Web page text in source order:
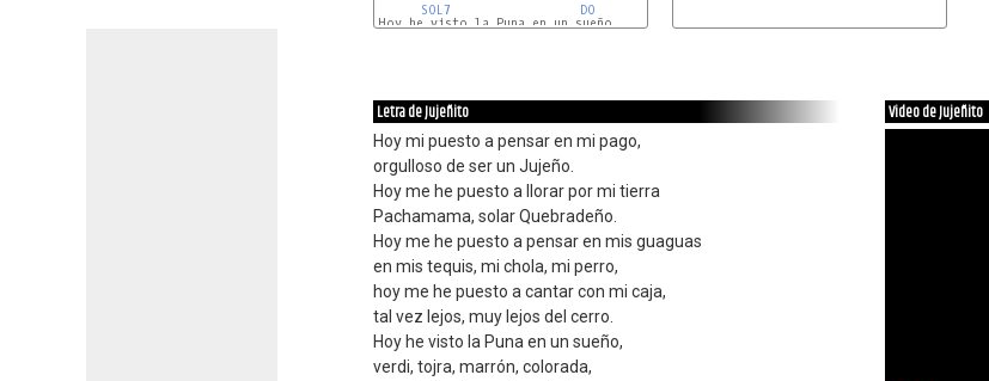
SOL7
DO
Hoy he visto la Puna en un sueño,
Letra de Jujeñito
Hoy mi puesto a pensar en mi pago,
orgulloso de ser un Jujeño.
Hoy me he puesto a llorar por mi tierra
Pachamama, solar Quebradeño.
Hoy me he puesto a pensar en mis guaguas
en mis tequis, mi chola, mi perro,
hoy me he puesto a cantar con mi caja,
tal vez lejos, muy lejos del cerro.
Hoy he visto la Puna en un sueño,
verdi, tojra, marrón, colorada,
Video de Jujeñito